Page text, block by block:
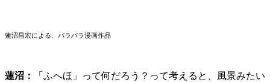
蓮沼昌宏による、パラパラ漫画作品
蓮沼：
「ふへほ」って何だろう？って考えると、風景みたい